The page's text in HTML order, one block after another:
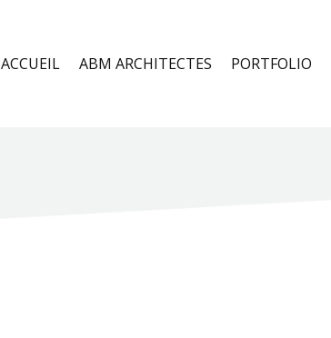
ACCUEIL ABM ARCHITECTES PORTFOLIO